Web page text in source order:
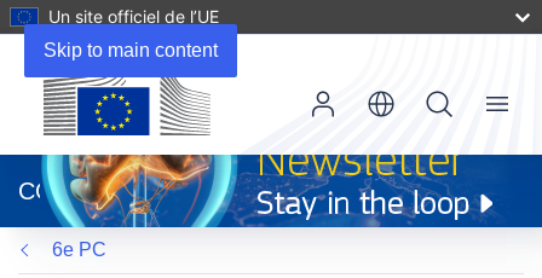
Skip to main content
Un site officiel de l’UE
dans
une
nouvelle
fenêtre)
CORDIS
Menu
6e PC